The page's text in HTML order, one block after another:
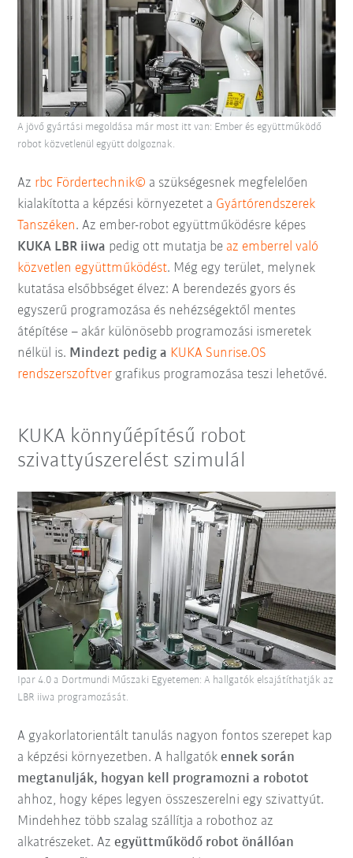
Az rbc Fördertechnik© a szükségesnek megfelelően
kialakította a képzési környezetet a Gyártórendszerek
Tanszéken. Az ember-robot együttműködésre képes
KUKA LBR iiwa pedig ott mutatja be az emberrel való
közvetlen együttműködést. Még egy terület, melynek
kutatása elsőbbséget élvez: A berendezés gyors és
egyszerű programozása és nehézségektől mentes
átépítése – akár különösebb programozási ismeretek
nélkül is. Mindezt pedig a KUKA Sunrise.OS
rendszerszoftver grafikus programozása teszi lehetővé.
A jövő gyártási megoldása már most itt van: Ember és együttműködő
robot közvetlenül együtt dolgoznak.
KUKA könnyűépítésű robot
szivattyúszerelést szimulál
A gyakorlatorientált tanulás nagyon fontos szerepet kap
a képzési környezetben. A hallgatókennek során
megtanulják, hogyan kell programozni a robotot
ahhoz, hogy képes legyen összeszerelni egy szivattyút.
Mindehhez több szalag szállítja a robothoz az
alkatrészeket. Azegyüttműködő robot önállóan
Ipar 4.0 a Dortmundi Műszaki Egyetemen: A hallgatók elsajátíthatják az
LBR iiwa programozását.